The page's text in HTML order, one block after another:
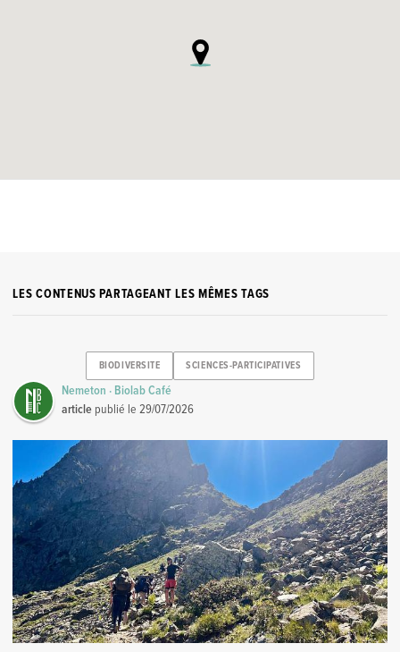
LES CONTENUS PARTAGEANT LES MÊMES TAGS
BIODIVERSITE SCIENCES-PARTICIPATIVES
Nemeton · Biolab Café
article publié le29/07/2026